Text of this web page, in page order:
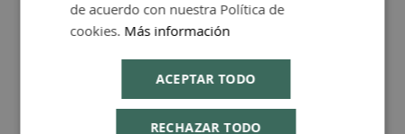
Productos Relacionados
de acuerdo con nuestra Política de
cookies. Más información
ACEPTAR TODO
RECHAZAR TODO